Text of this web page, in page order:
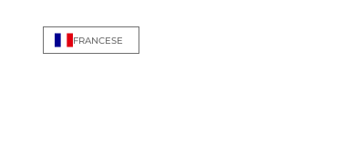
FRANCESE